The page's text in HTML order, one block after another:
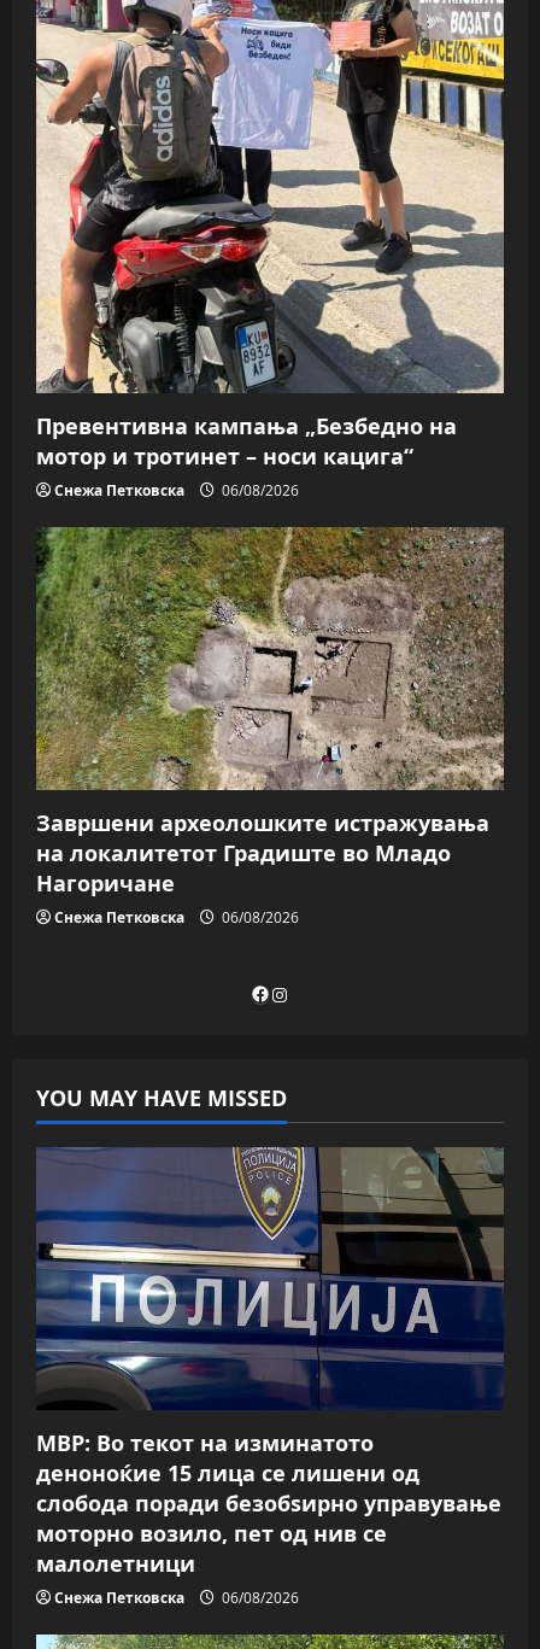
Превентивна кампања „Безбедно на
мотор и тротинет – носи кацига“
Снежа Петковска 06/08/2026
Завршени археолошките истражувања
на локалитетот Градиште во Младо
Нагоричане
Снежа Петковска 06/08/2026
Facebook
Instagram
YOU MAY HAVE MISSED
МВР: Во текот на изминатото
деноноќие 15 лица се лишени од
слобода поради безобѕирно управување
моторно возило, пет од нив се
малолетници
Снежа Петковска 06/08/2026